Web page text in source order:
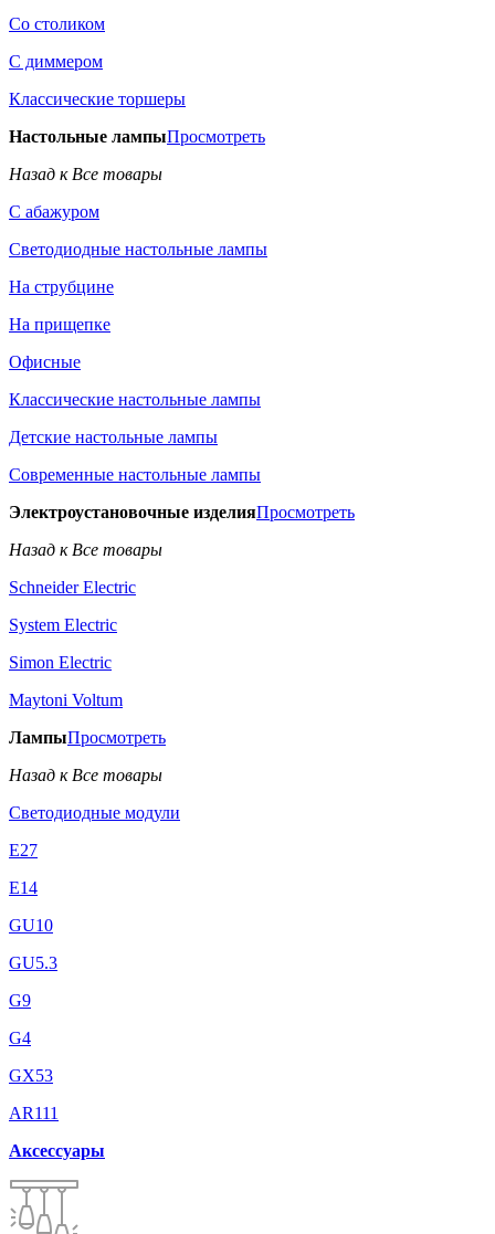
Со столиком
С диммером
Классические торшеры
Настольные лампыПросмотреть
Назад к Все товары
С абажуром
Светодиодные настольные лампы
На струбцине
На прищепке
Офисные
Классические настольные лампы
Детские настольные лампы
Современные настольные лампы
Электроустановочные изделияПросмотреть
Назад к Все товары
Schneider Electric
System Electric
Simon Electric
Maytoni Voltum
ЛампыПросмотреть
Назад к Все товары
Светодиодные модули
E27
E14
GU10
GU5.3
G9
G4
GX53
AR111
Аксессуары